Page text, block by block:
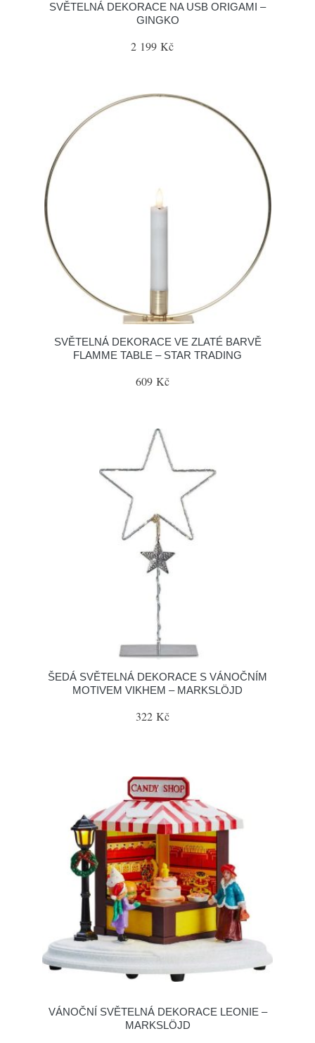
SVĚTELNÁ DEKORACE NA USB ORIGAMI –
GINGKO
2 199 Kč
SVĚTELNÁ DEKORACE VE ZLATÉ BARVĚ
FLAMME TABLE – STAR TRADING
609 Kč
ŠEDÁ SVĚTELNÁ DEKORACE S VÁNOČNÍM
MOTIVEM VIKHEM – MARKSLÖJD
322 Kč
VÁNOČNÍ SVĚTELNÁ DEKORACE LEONIE –
MARKSLÖJD